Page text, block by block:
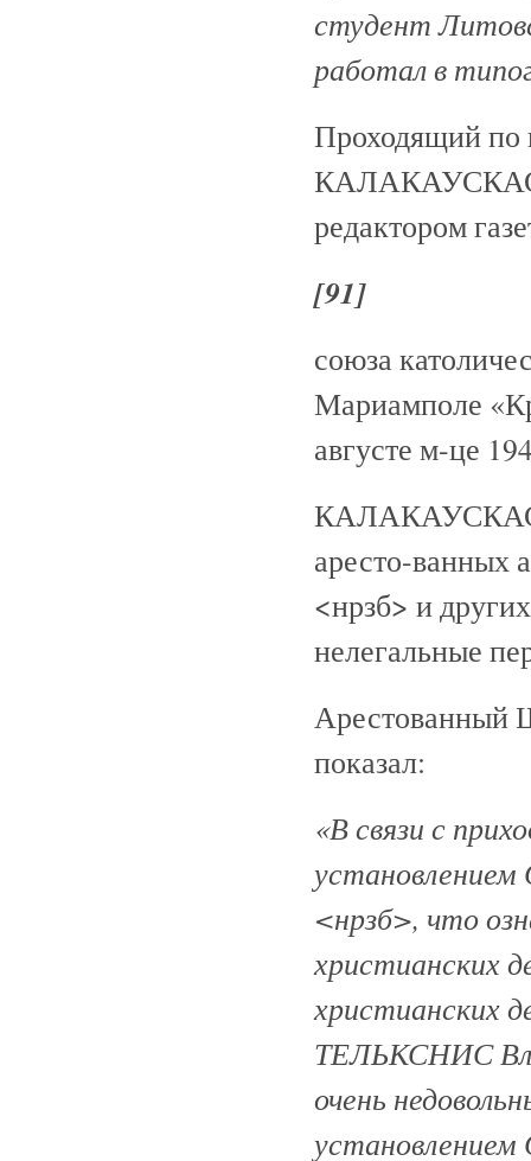
студент
работал в
Проходящий
КАЛАКАУСКАС
редактором
[91]
союза
Мариамполе
августе м-це
КАЛАКАУСКАС
аресто-
<нрзб> и
нелегальные
Арестованный
показал:
«В связи с
<нрзб>, что
христианских
ТЕЛЬКСНИС
очень